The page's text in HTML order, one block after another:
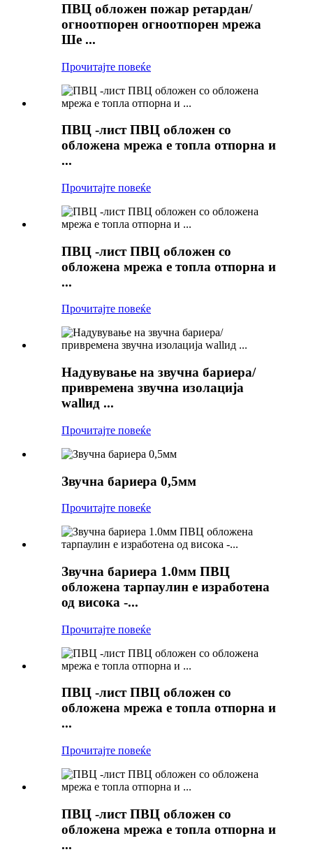
ПВЦ обложен пожар ретардан/
огноотпорен огноотпорен мрежа
Ше ...
Прочитајте повеќе
ПВЦ -лист ПВЦ обложен со
обложена мрежа е топла отпорна и
...
Прочитајте повеќе
ПВЦ -лист ПВЦ обложен со
обложена мрежа е топла отпорна и
...
Прочитајте повеќе
Надувување на звучна бариера/
привремена звучна изолација
wallид ...
Прочитајте повеќе
Звучна бариера 0,5мм
Прочитајте повеќе
Звучна бариера 1.0мм ПВЦ
обложена тарпаулин е изработена
од висока -...
Прочитајте повеќе
ПВЦ -лист ПВЦ обложен со
обложена мрежа е топла отпорна и
...
Прочитајте повеќе
ПВЦ -лист ПВЦ обложен со
обложена мрежа е топла отпорна и
...